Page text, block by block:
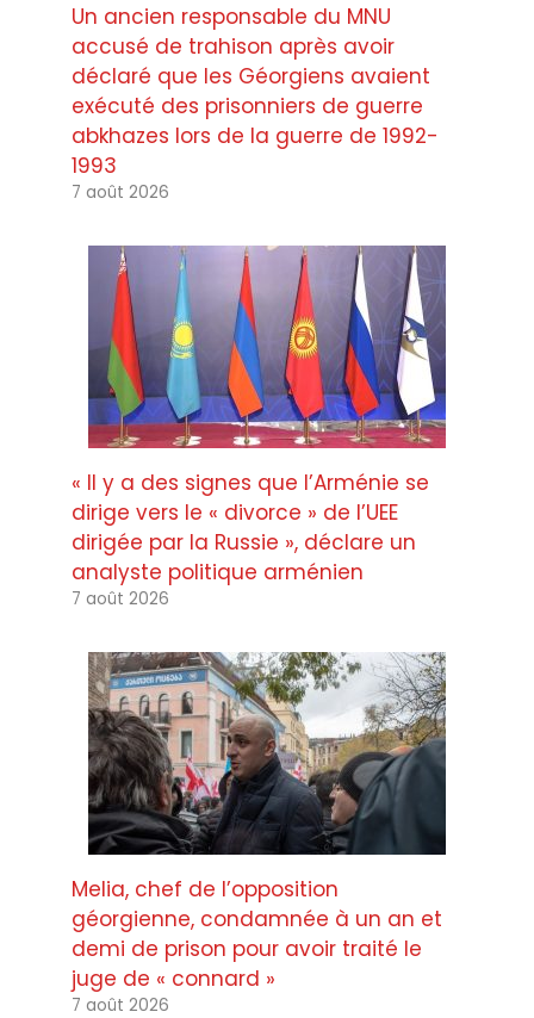
Un ancien responsable du MNU
accusé de trahison après avoir
déclaré que les Géorgiens avaient
exécuté des prisonniers de guerre
abkhazes lors de la guerre de 1992-
1993
7 août 2026
« Il y a des signes que l’Arménie se
dirige vers le « divorce » de l’UEE
dirigée par la Russie », déclare un
analyste politique arménien
7 août 2026
Melia, chef de l’opposition
géorgienne, condamnée à un an et
demi de prison pour avoir traité le
juge de « connard »
7 août 2026